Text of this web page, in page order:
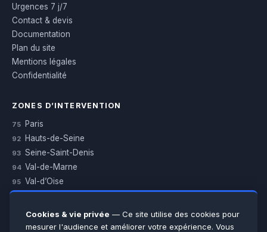
Urgences 7 j/7
Contact & devis
Documentation
Plan du site
Mentions légales
Confidentialité
ZONES D’INTERVENTION
75 Paris
92 Hauts-de-Seine
93 Seine-Saint-Denis
94 Val-de-Marne
95 Val-d’Oise
Essonne
Seine-et-Marne
Cookies & vie privée — Ce site utilise des cookies pour
mesurer l'audience et améliorer votre expérience. Vous